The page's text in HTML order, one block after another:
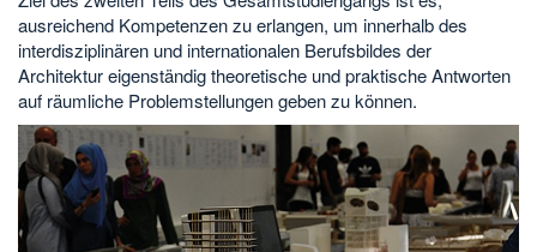
ausreichend Kompetenzen zu erlangen, um innerhalb des
interdisziplinären und internationalen Berufsbildes der
Architektur eigenständig theoretische und praktische Antworten
auf räumliche Problemstellungen geben zu können.